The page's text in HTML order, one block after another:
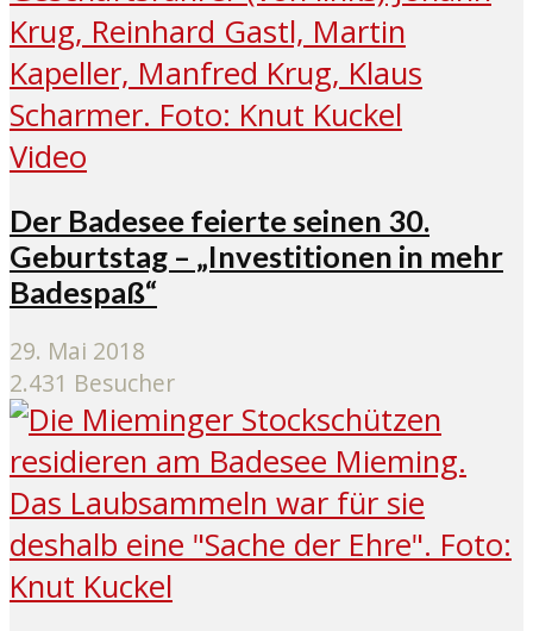
Video
Der Badesee feierte seinen 30.
Geburtstag – „Investitionen in mehr
Badespaß“
29. Mai 2018
2.431 Besucher